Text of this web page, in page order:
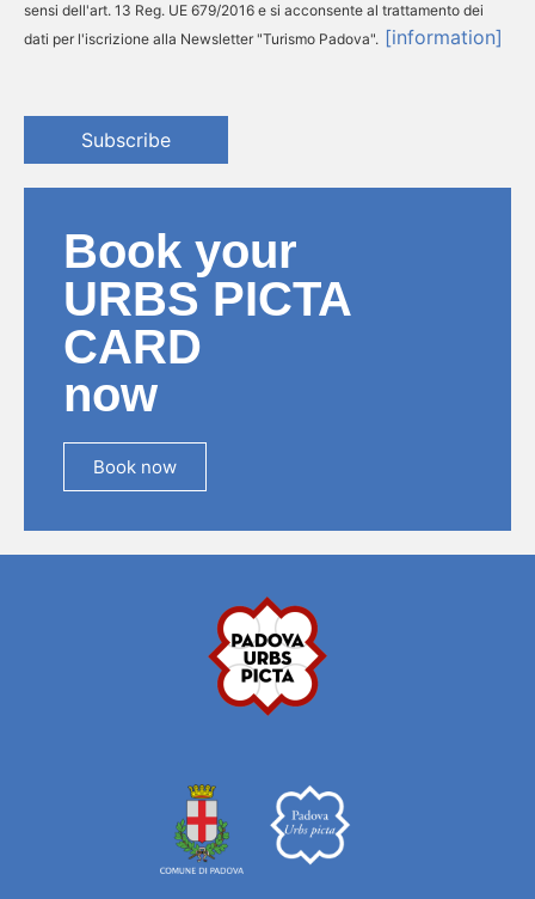
sensi dell'art. 13 Reg. UE 679/2016 e si acconsente al trattamento dei
dati per l'iscrizione alla Newsletter "Turismo Padova". [information]
Subscribe
Book your
URBS PICTA
CARD
now
Book now